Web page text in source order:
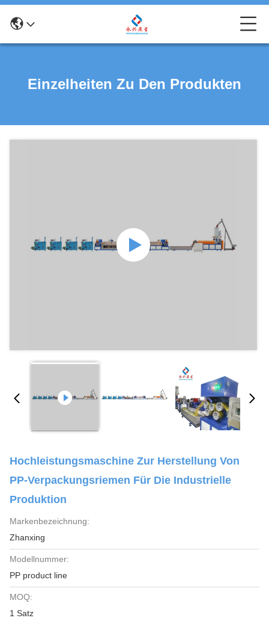
Einzelheiten Zu Den Produkten
Hochleistungsmaschine Zur Herstellung Von
PP-Verpackungsriemen Für Die Industrielle
Produktion
Markenbezeichnung:
Zhanxing
Modellnummer:
PP product line
MOQ:
1 Satz